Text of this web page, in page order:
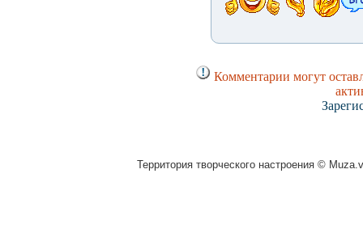
Комментарии могут
Территория творческого настроения ©